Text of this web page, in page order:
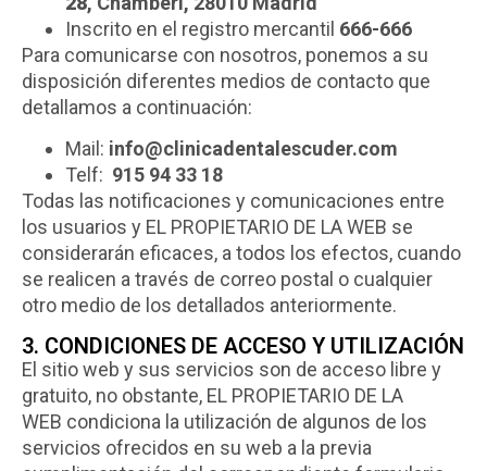
Inscrito en el registro mercantil 666-666
Para comunicarse con nosotros, ponemos a su
disposición diferentes medios de contacto que
detallamos a continuación:
Mail: info@clinicadentalescuder.com
Telf: 915 94 33 18
Todas las notificaciones y comunicaciones entre
los usuarios y EL PROPIETARIO DE LA WEB se
considerarán eficaces, a todos los efectos, cuando
se realicen a través de correo postal o cualquier
otro medio de los detallados anteriormente.
3. CONDICIONES DE ACCESO Y UTILIZACIÓN
El sitio web y sus servicios son de acceso libre y
gratuito, no obstante, EL PROPIETARIO DE LA
WEB condiciona la utilización de algunos de los
servicios ofrecidos en su web a la previa